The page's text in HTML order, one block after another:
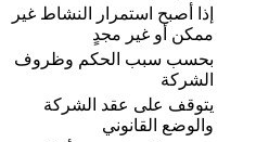
إذا أصبح استمرار النشاط غير
ممكن أو غير مجدٍ
بحسب سبب الحكم وظروف
الشركة
يتوقف على عقد الشركة
والوضع القانوني